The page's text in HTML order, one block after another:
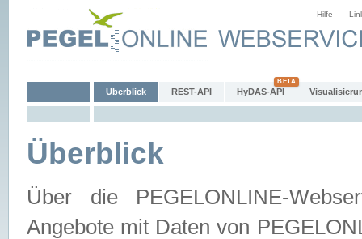
Hilfe
Überblick REST-API HyDAS-API
Überblick
Über die PEGELONLINE-
Angebote mit Daten von